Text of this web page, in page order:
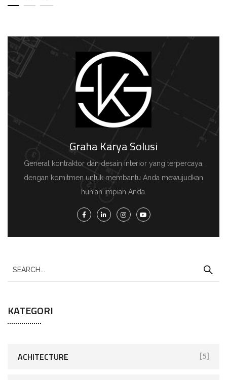
Graha Karya Solusi
General kontraktor dan desain interior yang terpercaya,
dengan komitmen untuk membantu Anda mewujudkan
hunian impian Anda.
KATEGORI
ACHITECTURE [5]